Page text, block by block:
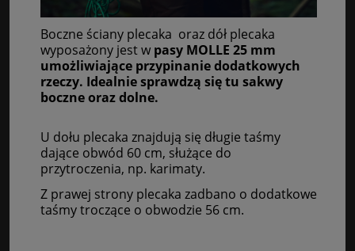
Boczne ściany plecaka oraz dół plecaka
wyposażony jest w pasy MOLLE 25 mm
umożliwiające przypinanie dodatkowych
rzeczy. Idealnie sprawdzą się tu sakwy
boczne oraz dolne.
U dołu plecaka znajdują się długie taśmy
dające obwód 60 cm, służące do
przytroczenia, np. karimaty.
Z prawej strony plecaka zadbano o dodatkowe
taśmy troczące o obwodzie 56 cm.